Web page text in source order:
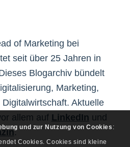
of Marketing bei
seit über 25 Jahren in
Blogarchiv bündelt
Marketing,
Aktuelle
allem auf LinkedIn und
. und zur Nutzung von Cookies :
Cookies. Cookies sind kleine